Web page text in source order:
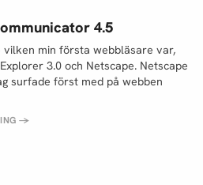
4.5
vilken min första webbläsare var,
3.0 och Netscape. Netscape
surfade först med på webben
→